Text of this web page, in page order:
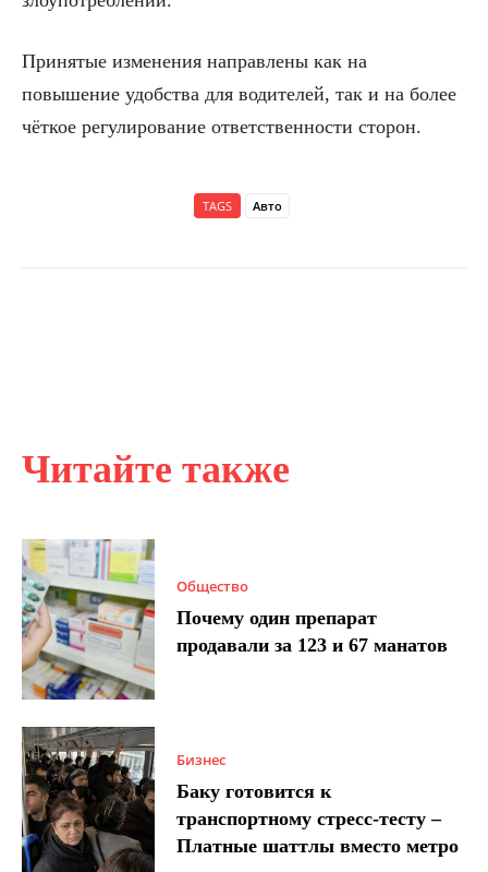
Читайте также
Общество
Почему один препарат
продавали за 123 и 67 манатов
Бизнес
Баку готовится к
транспортному стресс-тесту –
Платные шаттлы вместо метро
Принятые изменения направлены как на
повышение удобства для водителей, так и на более
чёткое регулирование ответственности сторон.
TAGS Авто